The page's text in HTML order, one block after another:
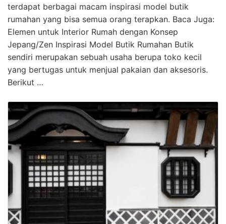
terdapat berbagai macam inspirasi model butik
rumahan yang bisa semua orang terapkan. Baca Juga:
Elemen untuk Interior Rumah dengan Konsep
Jepang/Zen Inspirasi Model Butik Rumahan Butik
sendiri merupakan sebuah usaha berupa toko kecil
yang bertugas untuk menjual pakaian dan aksesoris.
Berikut …